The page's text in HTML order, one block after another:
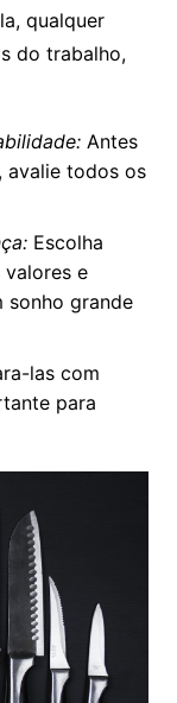
qualquer
do trabalho,
Antes
avalie todos os
Escolha
valores e
sonho grande
las com
para